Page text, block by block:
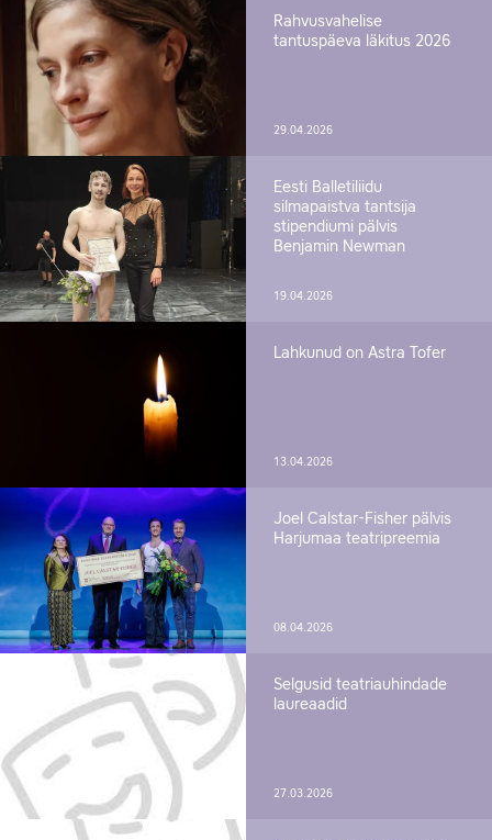
Rahvusvahelise
tantuspäeva läkitus 2026
29.04.2026
Eesti Balletiliidu
silmapaistva tantsija
stipendiumi pälvis
Benjamin Newman
19.04.2026
Lahkunud on Astra Tofer
13.04.2026
Joel Calstar-Fisher pälvis
Harjumaa teatripreemia
08.04.2026
Selgusid teatriauhindade
laureaadid
27.03.2026